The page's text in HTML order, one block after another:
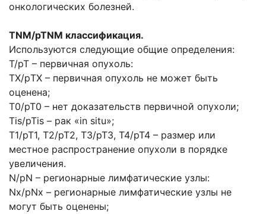
онкологических болезней.
TNM/pTNM классификация.
Используются следующие общие определения:
Т/рТ – первичная опухоль:
TX/рTX – первичная опухоль не может быть
оценена;
Т0/рТ0 – нет доказательств первичной опухоли;
Tis/pTis – рак «in situ»;
Т1/рТ1, Т2/рТ2, ТЗ/рТЗ, Т4/рТ4 – размер или
местное распространение опухоли в порядке
увеличения.
N/pN – регионарные лимфатические узлы:
Nx/pNx – регионарные лимфатические узлы не
могут быть оценены;